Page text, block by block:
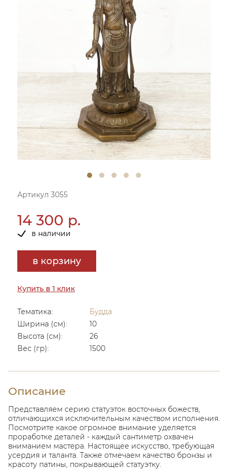
Артикул 3055
14 300 р.
в наличии
в корзину
Купить в 1 клик
Тематика:
Будда
Ширина (см):
10
Высота (см):
26
Вес (гр):
1500
Описание
Представляем серию статуэток восточных божеств,
отличающихся исключительным качеством исполнения.
Посмотрите какое огромное внимание уделяется
проработке деталей - каждый сантиметр охвачен
вниманием мастера. Настоящее искусство, требующая
усердия и таланта. Также отмечаем качество бронзы и
красоту патины, покрывающей статуэтку.